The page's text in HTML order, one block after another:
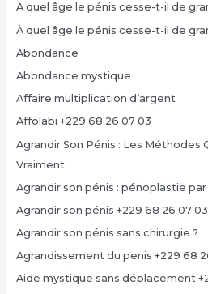
À quel âge le pénis cesse-t-il de
À quel âge le pénis cesse-t-il de
Abondance
Abondance mystique
Affaire multiplication d’argent
Affolabi +229 68 26 07 03
Agrandir Son Pénis : Les Méthodes
Vraiment
Agrandir son pénis : pénoplastie
Agrandir son pénis +229 68 26 07 03
Agrandir son pénis sans chirurgie ?
Agrandissement du penis +229 68
Aide mystique sans déplacement